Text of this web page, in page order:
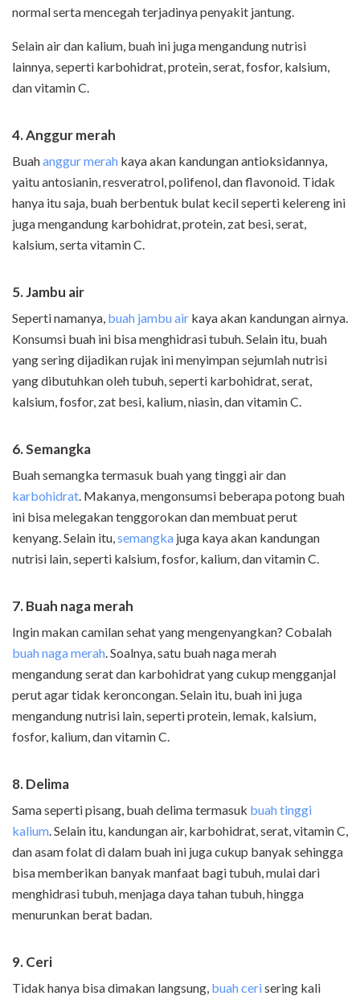
normal serta mencegah terjadinya penyakit jantung.
Selain air dan kalium, buah ini juga mengandung nutrisi
lainnya, seperti karbohidrat, protein, serat, fosfor, kalsium,
dan vitamin C.
4. Anggur merah
Buahanggur merah kaya akan kandungan antioksidannya,
yaitu antosianin, resveratrol, polifenol, dan flavonoid. Tidak
hanya itu saja, buah berbentuk bulat kecil seperti kelereng ini
juga mengandung karbohidrat, protein, zat besi, serat,
kalsium, serta vitamin C.
5. Jambu air
Seperti namanya, buah jambu air kaya akan kandungan airnya.
Konsumsi buah ini bisa menghidrasi tubuh. Selain itu, buah
yang sering dijadikan rujak ini menyimpan sejumlah nutrisi
yang dibutuhkan oleh tubuh, seperti karbohidrat, serat,
kalsium, fosfor, zat besi, kalium, niasin, dan vitamin C.
6. Semangka
Buah semangka termasuk buah yang tinggi air dan
karbohidrat. Makanya, mengonsumsi beberapa potong buah
ini bisa melegakan tenggorokan dan membuat perut
kenyang. Selain itu,semangka juga kaya akan kandungan
nutrisi lain, seperti kalsium, fosfor, kalium, dan vitamin C.
7.Buah naga merah
Ingin makan camilan sehat yang mengenyangkan? Cobalah
buah naga merah. Soalnya, satu buah naga merah
mengandung serat dan karbohidrat yang cukup mengganjal
perut agar tidak keroncongan. Selain itu, buah ini juga
mengandung nutrisi lain, seperti protein, lemak, kalsium,
fosfor, kalium, dan vitamin C.
8. Delima
Sama seperti pisang, buah delima termasuk buah tinggi
kalium. Selain itu, kandungan air, karbohidrat, serat, vitamin C,
dan asam folat di dalam buah ini juga cukup banyak sehingga
bisa memberikan banyak manfaat bagi tubuh, mulai dari
menghidrasi tubuh, menjaga daya tahan tubuh, hingga
menurunkan berat badan.
9. Ceri
Tidak hanya bisa dimakan langsung, buah cerisering kali